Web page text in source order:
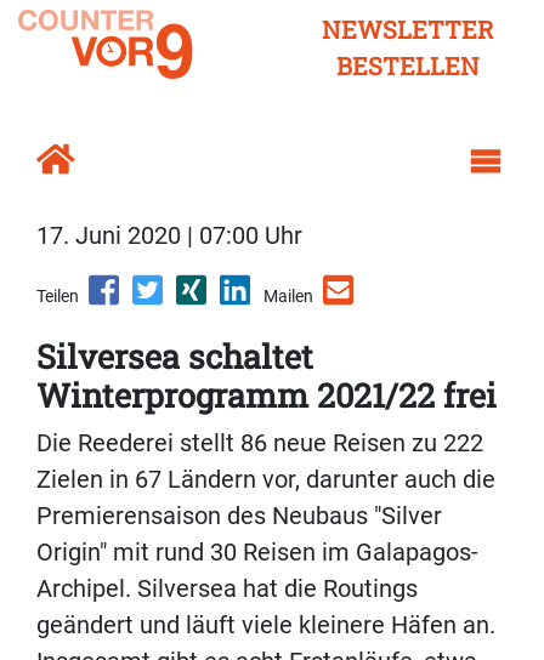
NEWSLETTER
BESTELLEN
17. Juni 2020 | 07:00 Uhr
Teilen Mailen
Silversea schaltet
Winterprogramm 2021/22 frei
Die Reederei stellt 86 neue Reisen zu 222
Zielen in 67 Ländern vor, darunter auch die
Premierensaison des Neubaus "Silver
Origin" mit rund 30 Reisen im Galapagos-
Archipel. Silversea hat die Routings
geändert und läuft viele kleinere Häfen an.